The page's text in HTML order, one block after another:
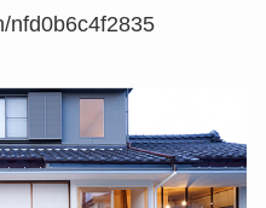
nfd0b6c4f2835